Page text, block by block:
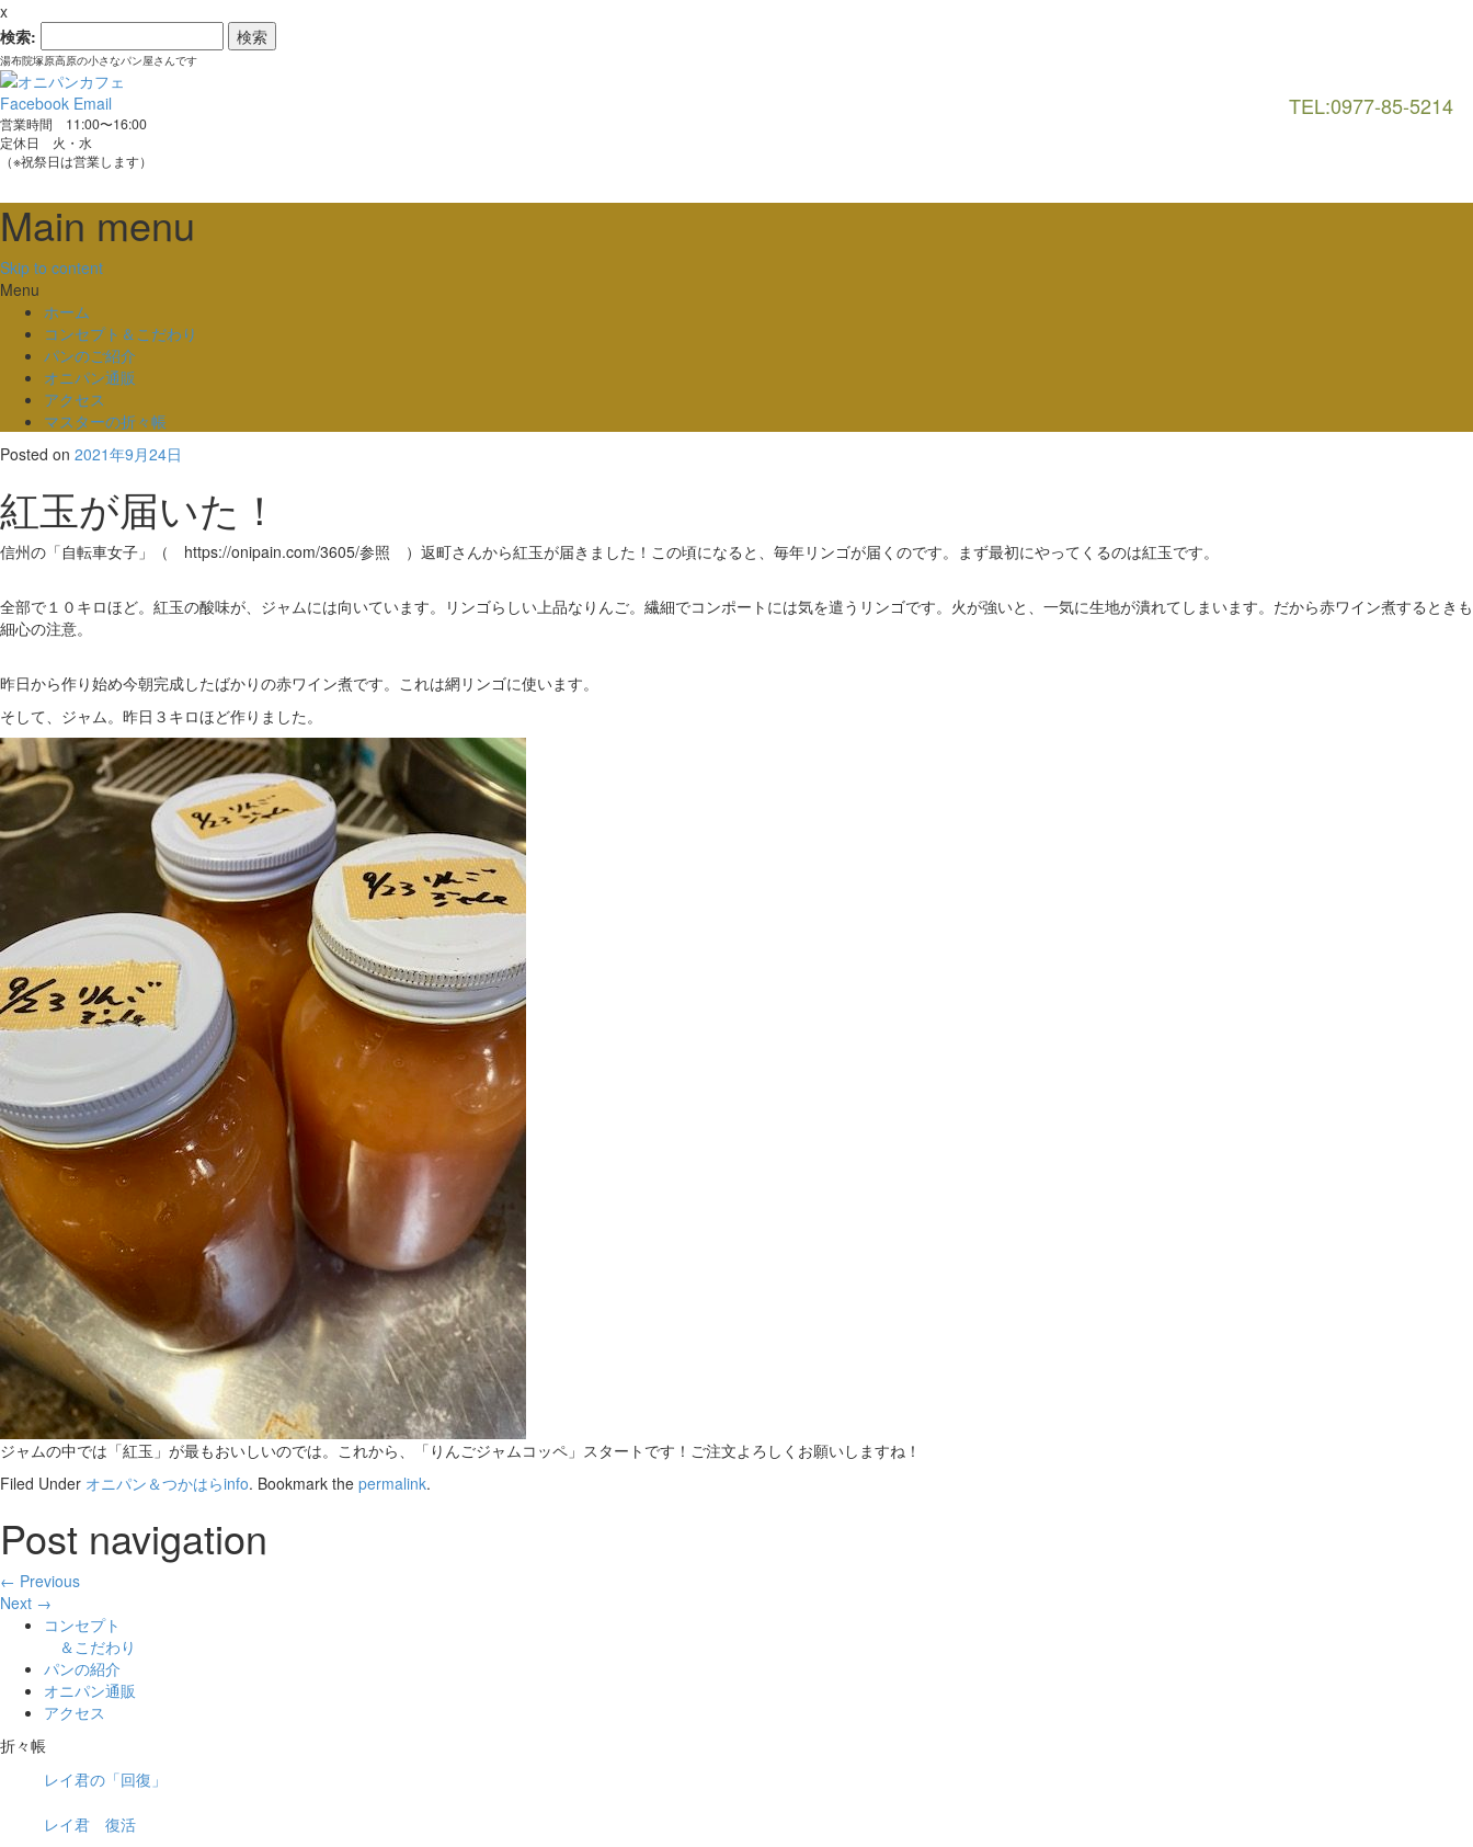
x
検索:
湯布院塚原高原の小さなパン屋さんです
TEL:0977-85-5214
Facebook Email
営業時間 11:00〜16:00
定休日 火・水
（※祝祭日は営業します）
Main menu
Skip to content
Menu
ホーム
コンセプト＆こだわり
パンのご紹介
オニパン通販
アクセス
マスターの折々帳
Posted on 2021年9月24日
紅玉が届いた！
信州の「自転車女子」（ https://onipain.com/3605/参照 ）返町さんから紅玉が届きました！この頃になると、毎年リンゴが届くのです。まず最初にやってくるのは紅玉です。
全部で１０キロほど。紅玉の酸味が、ジャムには向いています。リンゴらしい上品なりんご。繊細でコンポートには気を遣うリンゴです。火が強いと、一気に生地が潰れてしまいます。だから赤ワイン煮するときも
細心の注意。
昨日から作り始め今朝完成したばかりの赤ワイン煮です。これは網リンゴに使います。
そして、ジャム。昨日３キロほど作りました。
ジャムの中では「紅玉」が最もおいしいのでは。これから、「りんごジャムコッペ」スタートです！ご注文よろしくお願いしますね！
Filed Under オニパン＆つかはらinfo. Bookmark the permalink.
Post navigation
← Previous
Next →
コンセプト
＆こだわり
パンの紹介
オニパン通販
アクセス
折々帳
レイ君の「回復」
レイ君 復活